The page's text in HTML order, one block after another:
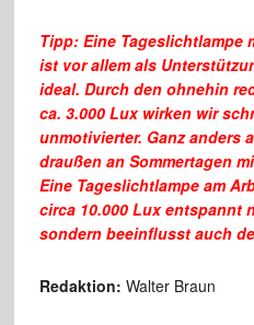
Tipp: Eine Tageslichtlampe
ist vor allem als
ideal. Durch den ohnehin
ca. 3.000 Lux wirken wir
unmotivierter. Ganz anders
draußen an Sommertagen
Eine Tageslichtlampe am
circa 10.000 Lux entspannt
sondern beeinflusst auch
Redaktion: Walter Braun